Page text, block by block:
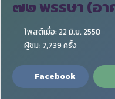
๗๒ พรรษา (อา
โพสต์เมื่อ: 22 มิ.ย. 2558
ผู้ชม: 7,739 ครั้ง
Facebook